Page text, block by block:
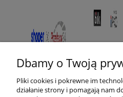
Dbamy o Twoją
Pliki cookies i pokrewne im
działanie strony i pomagają nam